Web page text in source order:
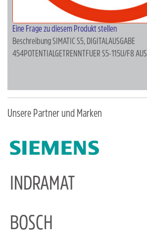
Eine Frage zu diesem Produkt stellen
BeschreibungSIMATIC S5, DIGITALAUSGABE
454POTENTIALGETRENNTFUER S5-115U/F8
Unsere Partner und Marken
INDRAMAT
BOSCH